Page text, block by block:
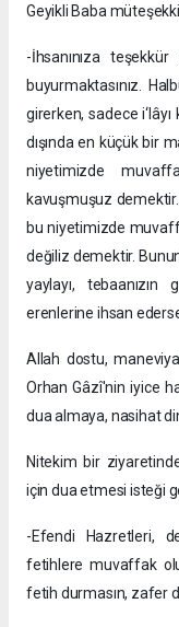
Geyikli Baba
-İhsanınıza
buyurmaktasınız.
girerken, sadece i‘lâyı
dışında en küçük bir
niyetimizde
kavuşmuşuz
bu niyetimizde
değiliz demektir.
yaylayı,
erenlerine ihsan
Allah dostu,
Orhan Gâzî'nin iyice
dua almaya, nasihat
Nitekim bir
için dua etmesi isteği
-Efendi Hazretleri,
fetihlere muvaffak
fetih durmasın, zafer